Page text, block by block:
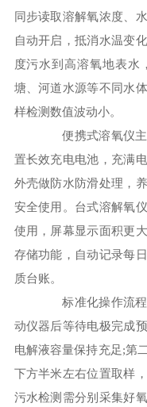
同步读取溶解氧浓度、
自动开启，抵消水温变
度污水到高溶氧地表水
塘、河道水源等不同水
样检测数值波动小。
便携式溶氧仪主
置长效充电电池，充满
外壳做防水防滑处理，
安全使用。台式溶解氧
使用，屏幕显示面积更
存储功能，自动记录每
质台账。
标准化操作流程
动仪器后等待电极完成
电解液容量保持充足;第
下方半米左右位置取样
污水检测需分别采集好